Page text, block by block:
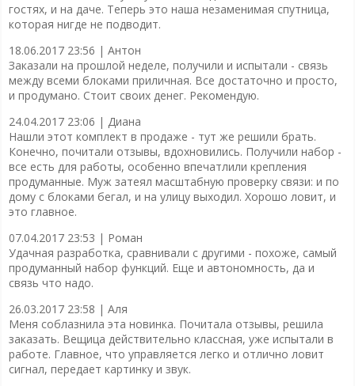
гостях, и на даче. Теперь это наша незаменимая спутница,
которая нигде не подводит.
18.06.2017 23:56 | Антон
Заказали на прошлой неделе, получили и испытали - связь
между всеми блоками приличная. Все достаточно и просто,
и продумано. Стоит своих денег. Рекомендую.
24.04.2017 23:06 | Диана
Нашли этот комплект в продаже - тут же решили брать.
Конечно, почитали отзывы, вдохновились. Получили набор -
все есть для работы, особенно впечатлили крепления
продуманные. Муж затеял масштабную проверку связи: и по
дому с блоками бегал, и на улицу выходил. Хорошо ловит, и
это главное.
07.04.2017 23:53 | Роман
Удачная разработка, сравнивали с другими - похоже, самый
продуманный набор функций. Еще и автономность, да и
связь что надо.
26.03.2017 23:58 | Аля
Меня соблазнила эта новинка. Почитала отзывы, решила
заказать. Вещица действительно классная, уже испытали в
работе. Главное, что управляется легко и отлично ловит
сигнал, передает картинку и звук.